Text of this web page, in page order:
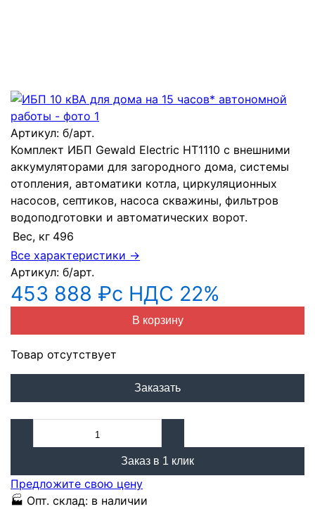
Артикул: б/арт.
Комплект ИБП Gewald Electric HT1110 с внешними
аккумуляторами для загородного дома, системы
отопления, автоматики котла, циркуляционных
насосов, септиков, насоса скважины, фильтров
водоподготовки и автоматических ворот.
Вес, кг 496
Все характеристики →
Артикул: б/арт.
453 888 ₽с НДС 22%
В корзину
Товар отсутствует
Заказать
Заказ в 1 клик
Предложите свою цену
🏭 Опт. склад: в наличии